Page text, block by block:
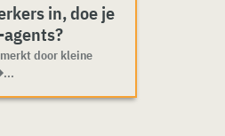
in, doe je
door kleine